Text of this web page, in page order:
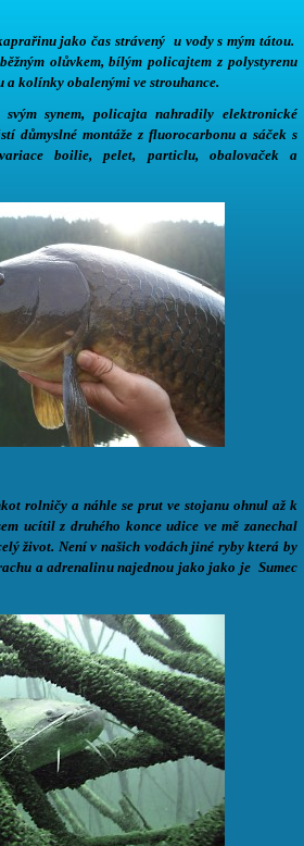
jako čas strávený u vody s mým tátou.
olůvkem, bílým policajtem z polystyrenu
a kolínky obalenými ve strouhance.
synem, policajta nahradily elektronické
důmyslné montáže z fluorocarbonu a sáček s
boilie, pelet, particlu, obalovaček a
rolničy a náhle se prut ve stojanu ohnul až k
ucítil z druhého konce udice ve mě zanechal
život. Není v našich vodách jiné ryby která by
a adrenalinu najednou jako jako je Sumec